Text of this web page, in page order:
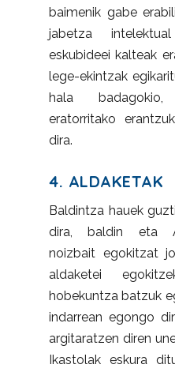
baimenik gabe
jabetza
eskubideei kalteak
lege-ekintzak
hala
eratorritako
dira.
4. ALDAKETAK
Baldintza hauek
dira, baldin eta
noizbait egokitzat
aldaketei
hobekuntza batzuk
indarrean egongo
argitaratzen diren
Ikastolak eskura